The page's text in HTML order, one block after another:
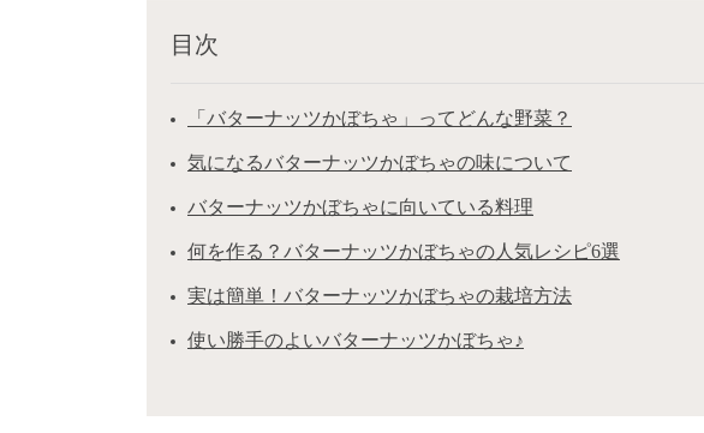
目次
「バターナッツかぼちゃ」ってどんな野菜？
気になるバターナッツかぼちゃの味について
バターナッツかぼちゃに向いている料理
何を作る？バターナッツかぼちゃの人気レシピ6選
実は簡単！バターナッツかぼちゃの栽培方法
使い勝手のよいバターナッツかぼちゃ♪